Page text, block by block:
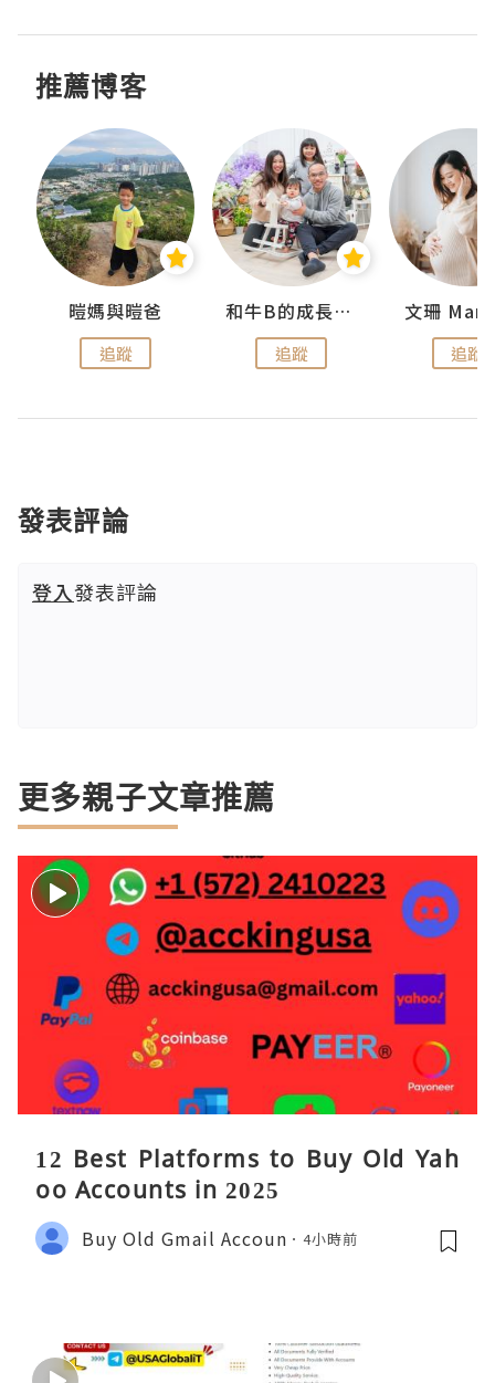
推薦博客
暟媽與暟爸
追蹤
和牛B的成長日記
追蹤
文珊
追蹤
發表評論
登入發表評論
更多親子文章推薦
12 Best Platforms to Buy Old Yah
oo Accounts in 2025
Buy Old Gmail Accoun 4小時前